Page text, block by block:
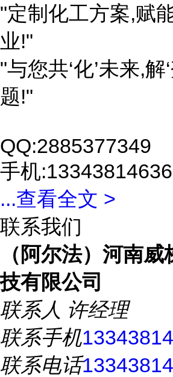
"定制化工方案,赋
业!"
"与您共‘化’未来,解
题!"
QQ:2885377349
手机
...查看全文 >
联系我们
（阿尔法）河南
技有限公司
联系人 许经理
联系手机
联系电话